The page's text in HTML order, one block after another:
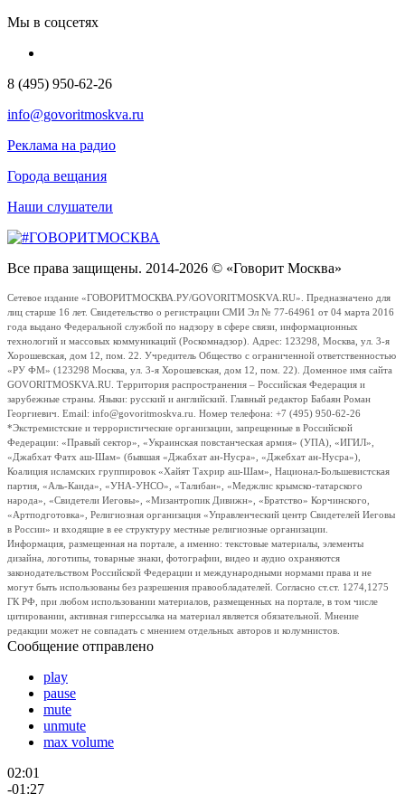
Мы в соцсетях
8 (495) 950-62-26
info@govoritmoskva.ru
Реклама на радио
Города вещания
Наши слушатели
Все права защищены. 2014-2026 © «Говорит Москва»
Сетевое издание «ГОВОРИТМОСКВА.РУ/GOVORITMOSKVA.RU». Предназначено для
лиц старше 16 лет. Свидетельство о регистрации СМИ Эл № 77-64961 от 04 марта 2016
года выдано Федеральной службой по надзору в сфере связи, информационных
технологий и массовых коммуникаций (Роскомнадзор). Адрес: 123298, Москва, ул. 3-я
Хорошевская, дом 12, пом. 22. Учредитель Общество с ограниченной ответственностью
«РУ ФМ» (123298 Москва, ул. 3-я Хорошевская, дом 12, пом. 22). Доменное имя сайта
GOVORITMOSKVA.RU. Территория распространения – Российская Федерация и
зарубежные страны. Языки: русский и английский. Главный редактор Бабаян Роман
Георгиевич. Email: info@govoritmoskva.ru. Номер телефона: +7 (495) 950-62-26
*Экстремистские и террористические организации, запрещенные в Российской
Федерации: «Правый сектор», «Украинская повстанческая армия» (УПА), «ИГИЛ»,
«Джабхат Фатх аш-Шам» (бывшая «Джабхат ан-Нусра», «Джебхат ан-Нусра»),
Коалиция исламских группировок «Хайят Тахрир аш-Шам», Национал-Большевистская
партия, «Аль-Каида», «УНА-УНСО», «Талибан», «Меджлис крымско-татарского
народа», «Свидетели Иеговы», «Мизантропик Дивижн», «Братство» Корчинского,
«Артподготовка», Религиозная организация «Управленческий центр Свидетелей Иеговы
в России» и входящие в ее структуру местные религиозные организации.
Информация, размещенная на портале, а именно: текстовые материалы, элементы
дизайна, логотипы, товарные знаки, фотографии, видео и аудио охраняются
законодательством Российской Федерации и международными нормами права и не
могут быть использованы без разрешения правообладателей. Согласно ст.ст. 1274,1275
ГК РФ, при любом использовании материалов, размещенных на портале, в том числе
цитировании, активная гиперссылка на материал является обязательной. Мнение
редакции может не совпадать с мнением отдельных авторов и колумнистов.
Сообщение отправлено
play
pause
mute
unmute
max volume
02:01
-01:27